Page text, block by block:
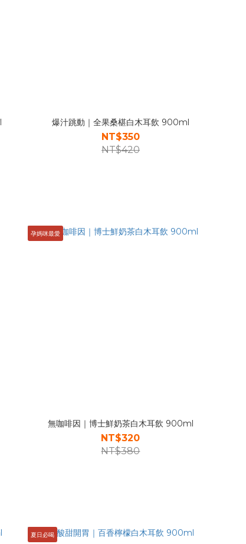
爆汁跳動｜全果桑椹白木耳飲 900ml
NT$350
NT$420
孕媽咪最愛
無咖啡因｜博士鮮奶茶白木耳飲 900ml
NT$320
NT$380
夏日必喝